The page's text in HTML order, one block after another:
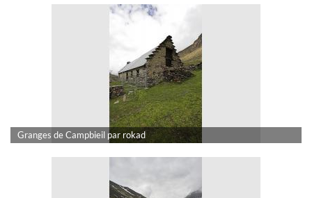
Granges de Campbieil par rokad